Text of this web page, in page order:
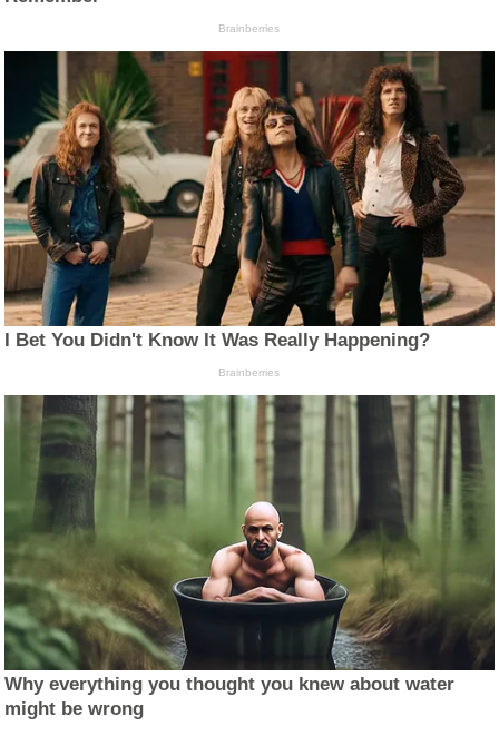
Brainberries
I Bet You Didn't Know It Was Really Happening?
Brainberries
Why everything you thought you knew about water
might be wrong